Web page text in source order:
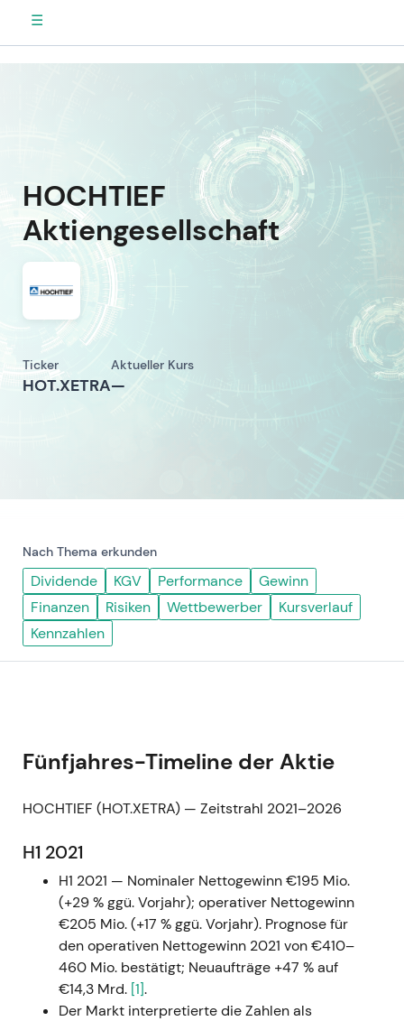
☰
HOCHTIEF
Aktiengesellschaft
Ticker
HOT.XETRA
Aktueller Kurs
—
Nach Thema erkunden
Dividende KGV Performance
Gewinn
Finanzen
Risiken Wettbewerber
Kursverlauf
Kennzahlen
Fünfjahres-Timeline der Aktie
HOCHTIEF (HOT.XETRA) — Zeitstrahl 2021–2026
H1 2021
H1 2021 — Nominaler Nettogewinn €195 Mio.
(+29 % ggü. Vorjahr); operativer Nettogewinn
€205 Mio. (+17 % ggü. Vorjahr). Prognose für
den operativen Nettogewinn 2021 von €410–
460 Mio. bestätigt; Neuaufträge +47 % auf
€14,3 Mrd. [1].
Der Markt interpretierte die Zahlen als